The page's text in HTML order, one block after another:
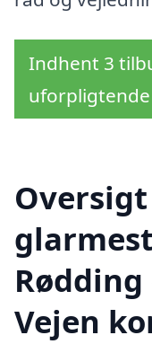
Indhent 3
uforpligtende
Vejen